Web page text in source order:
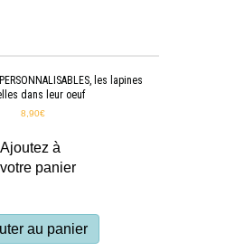
les lapines
dans leur oeuf
8,90€
Ajoutez à
votre panier
au panier